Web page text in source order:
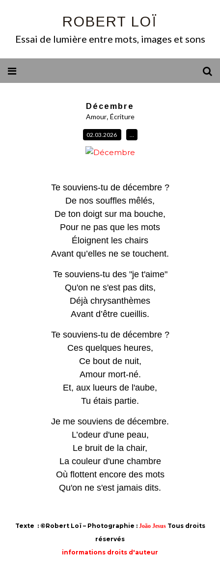
ROBERT LOÏ
Essai de lumière entre mots, images et sons
Décembre
Amour, Écriture
02.03.2026 …
Te souviens-tu de décembre ?
De nos souffles mêlés,
De ton doigt sur ma bouche,
Pour ne pas que les mots
Éloignent les chairs
Avant qu’elles ne se touchent.
Te souviens-tu des "je t'aime"
Qu'on ne s'est pas dits,
Déjà chrysanthèmes
Avant d’être cueillis.
Te souviens-tu de décembre ?
Ces quelques heures,
Ce bout de nuit,
Amour mort-né.
Et, aux lueurs de l'aube,
Tu étais partie.
Je me souviens de décembre.
L’odeur d'une peau,
Le bruit de la chair,
La couleur d'une chambre
Où flottent encore des mots
Qu'on ne s'est jamais dits.
Texte : ©Robert Loï – Photographie : João Jesus Tous droits
réservés
informations droits d'auteur